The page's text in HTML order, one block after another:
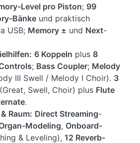
Level pro Piston; 99
Bänke und praktisch
USB; Memory ± und Next-
6 Koppeln plus 8
; Bass Coupler; Melody
III Swell / Melody I Choir). 3
(Great, Swell, Choir) plus Flute
.
Raum: Direct Streaming-
Modeling, Onboard-
& Leveling), 12 Reverb-